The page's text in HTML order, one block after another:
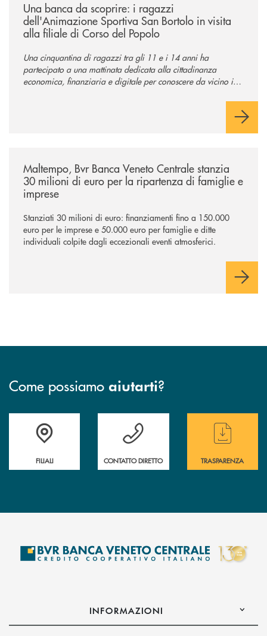
Una banca da scoprire: i ragazzi
dell'Animazione Sportiva San Bortolo in visita
alla filiale di Corso del Popolo
Una cinquantina di ragazzi tra gli 11 e i 14 anni ha
partecipato a una mattinata dedicata alla cittadinanza
economica, finanziaria e digitale per conoscere da vicino il
Maltempo, Bvr Banca Veneto Centrale stanzia
30 milioni di euro per la ripartenza di famiglie e
imprese
Stanziati 30 milioni di euro: finanziamenti fino a 150.000
euro per le imprese e 50.000 euro per famiglie e ditte
individuali colpite dagli eccezionali eventi atmosferici.
Come possiamo aiutarti?
Trova la filiale più vicina a te
FILIALI
Hai bisogno di assistenza immediata ?
CONTATTO DIRETTO
Hai bisogno di
TRASPARENZA
INFORMAZIONI